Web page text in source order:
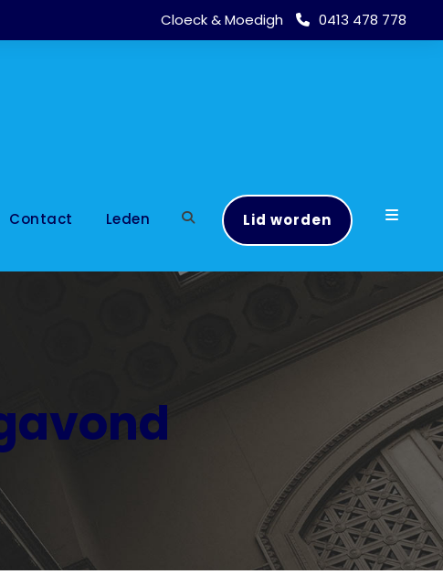
Cloeck & Moedigh 0413 478 778
Contact Leden Lid worden